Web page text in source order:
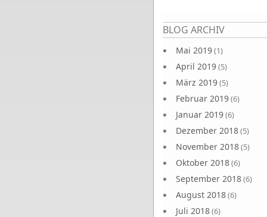
BLOG ARCHIV
Mai 2019(1)
April 2019(5)
März 2019(5)
Februar 2019(6)
Januar 2019(6)
Dezember 2018(5)
November 2018(5)
Oktober 2018(6)
September 2018(6)
August 2018(6)
Juli 2018(6)
Seiten